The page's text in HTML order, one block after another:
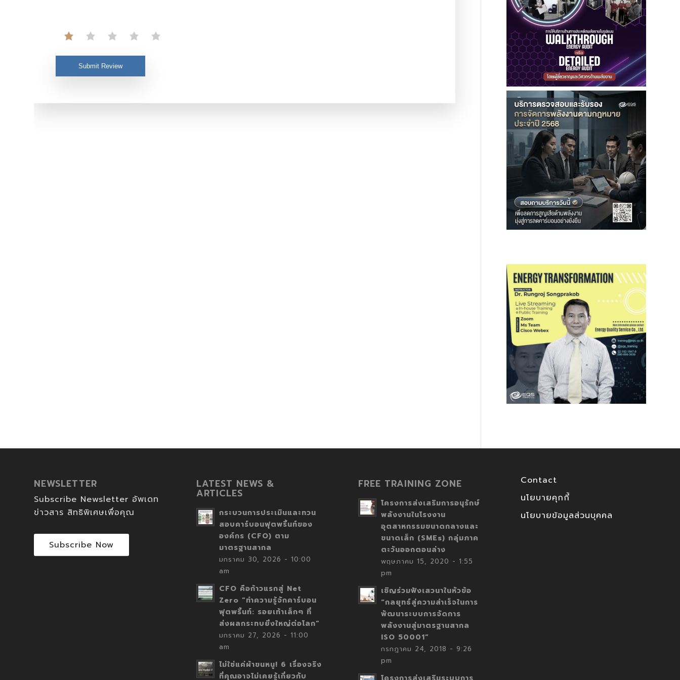
Submit Review
NEWSLETTER
Subscribe Newsletter อัพเดท
ข่าวสาร สิทธิพิเศษเพื่อคุณ
Subscribe Now
LATEST NEWS &
ARTICLES
กระบวนการประเมินและทวน
สอบคาร์บอนฟุตพริ้นท์ของ
องค์กร (CFO) ตาม
มาตรฐานสากล
มกราคม 30, 2026 - 10:00
am
CFO คือก้าวแรกสู่ Net
Zero “ทำความรู้จักคาร์บอน
ฟุตพริ้นท์: รอยเท้าเล็กๆ ที่
ส่งผลกระทบยิ่งใหญ่ต่อโลก”
มกราคม 27, 2026 - 11:00
am
ไม่ใช่แค่ผ้าขนหนู! 6 เรื่องจริง
ที่คุณอาจไม่เคยรู้เกี่ยวกับ
FREE TRAINING ZONE
โครงการส่งเสริมการอนุรักษ์
พลังงานในโรงงาน
อุตสาหกรรมขนาดกลางและ
ขนาดเล็ก (SMEs) กลุ่มภาค
ตะวันออกตอนล่าง
พฤษภาคม 15, 2020 - 1:55
pm
เชิญร่วมฟังเสวนาในหัวข้อ
“กลยุทธ์สู่ความสำเร็จในการ
พัฒนาระบบการจัดการ
พลังงานสู่มาตรฐานสากล
ISO 50001”
กรกฎาคม 24, 2018 - 9:26
pm
Contact
นโยบายคุกกี้
นโยบายข้อมูลส่วนบุคคล